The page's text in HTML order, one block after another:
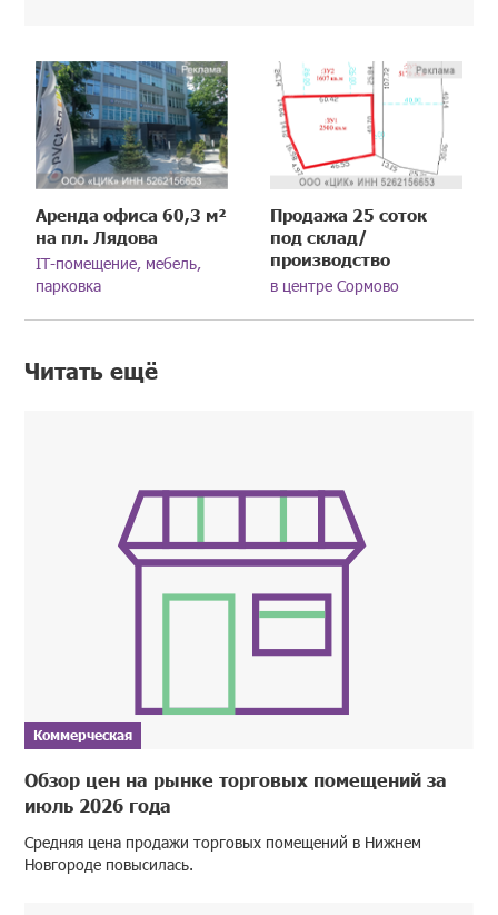
Аренда офиса 60,3 м²
на пл. Лядова
IT-помещение, мебель,
парковка
Продажа 25 соток
под склад/
производство
в центре Сормово
Читать ещё
Коммерческая
Обзор цен на рынке торговых помещений за
июль 2026 года
Средняя цена продажи торговых помещений в Нижнем
Новгороде повысилась.